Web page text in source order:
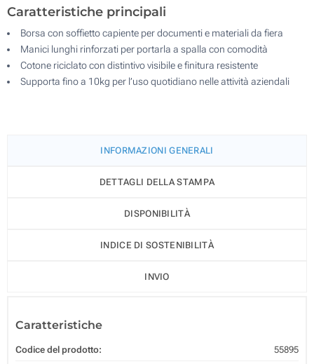
Caratteristiche principali
Borsa con soffietto capiente per documenti e materiali da fiera
Manici lunghi rinforzati per portarla a spalla con comodità
Cotone riciclato con distintivo visibile e finitura resistente
Supporta fino a 10kg per l’uso quotidiano nelle attività aziendali
INFORMAZIONI GENERALI
DETTAGLI DELLA STAMPA
DISPONIBILITÀ
INDICE DI SOSTENIBILITÀ
INVIO
Caratteristiche
Codice del prodotto: 55895